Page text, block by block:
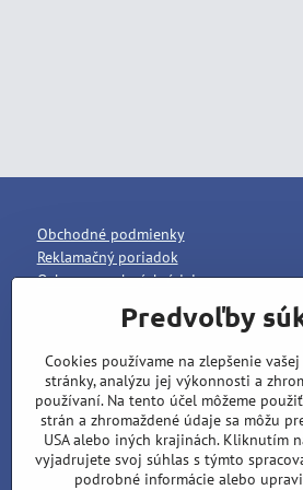
Obchodné podmienky
Reklamačný poriadok
Ochrana osobných údajov
Predvoľby
Cookies používame na zlepšenie
stránky, analýzu jej výkonnosti a
používaní. Na tento účel môžeme
strán a zhromaždené údaje sa môžu
USA alebo iných krajinách. Kliknutím
vyjadrujete svoj súhlas s týmto
podrobné informácie alebo